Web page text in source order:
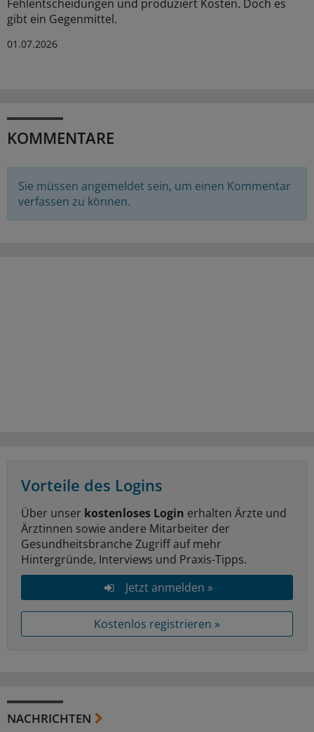
Fehlentscheidungen und produziert Kosten. Doch es
gibt ein Gegenmittel.
01.07.2026
KOMMENTARE
Sie müssen angemeldet sein, um einen Kommentar
verfassen zu können.
Vorteile des Logins
Über unser kostenloses Login erhalten Ärzte und
Ärztinnen sowie andere Mitarbeiter der
Gesundheitsbranche Zugriff auf mehr
Hintergründe, Interviews und Praxis-Tipps.
Jetzt anmelden »
Kostenlos registrieren »
NACHRICHTEN